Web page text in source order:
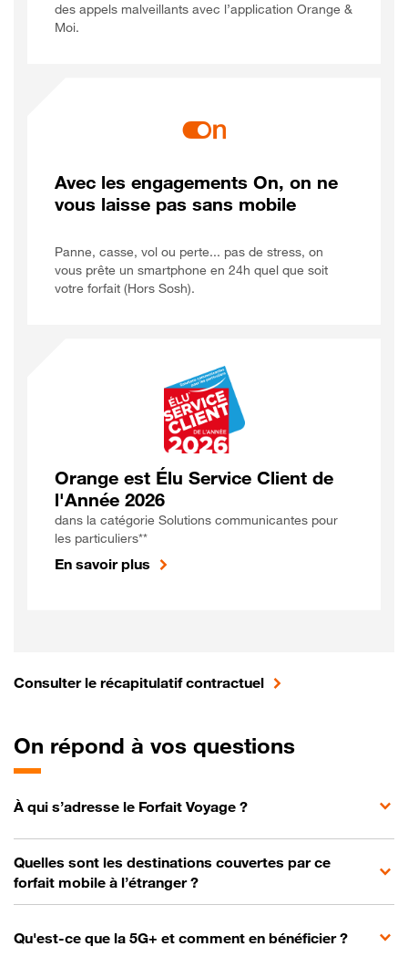
des appels malveillants avec l’application Orange &
MoiOrange et Moi
.
Avec les engagements On, on ne
vous laisse pas sans mobile
Panne, casse, vol ou perte... pas de stress, on
vous prête un smartphone en 24h quel que soit
votre forfait (Hors Sosh).
Orange est Élu Service Client de
l'Année 2026
dans la catégorie Solutions communicantes pour
les particuliers**
En savoir plus
Consulter le récapitulatif contractuel
On répond à vos questions
À qui s’adresse le Forfait Voyage ?
Quelles sont les destinations couvertes par ce
forfait mobile à l’étranger ?
Qu'est-ce que la 5G+ et comment en bénéficier ?